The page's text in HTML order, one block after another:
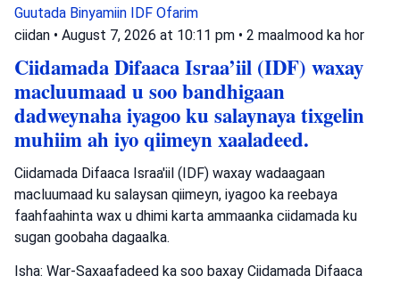
Guutada Binyamiin IDF Ofarim
ciidan • August 7, 2026 at 10:11 pm • 2 maalmood ka hor
Ciidamada Difaaca Israa’iil (IDF) waxay
macluumaad u soo bandhigaan
dadweynaha iyagoo ku salaynaya tixgelin
muhiim ah iyo qiimeyn xaaladeed.
Ciidamada Difaaca Israa'iil (IDF) waxay wadaagaan
macluumaad ku salaysan qiimeyn, iyagoo ka reebaya
faahfaahinta wax u dhimi karta ammaanka ciidamada ku
sugan goobaha dagaalka.
Isha: War-Saxaafadeed ka soo baxay Ciidamada Difaaca